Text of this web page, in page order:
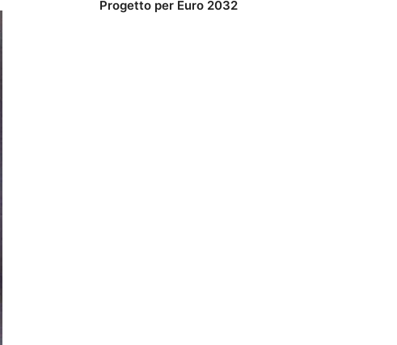
Progetto per Euro 2032